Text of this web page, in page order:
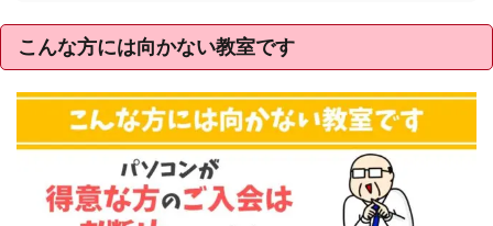
こんな方には向かない教室です